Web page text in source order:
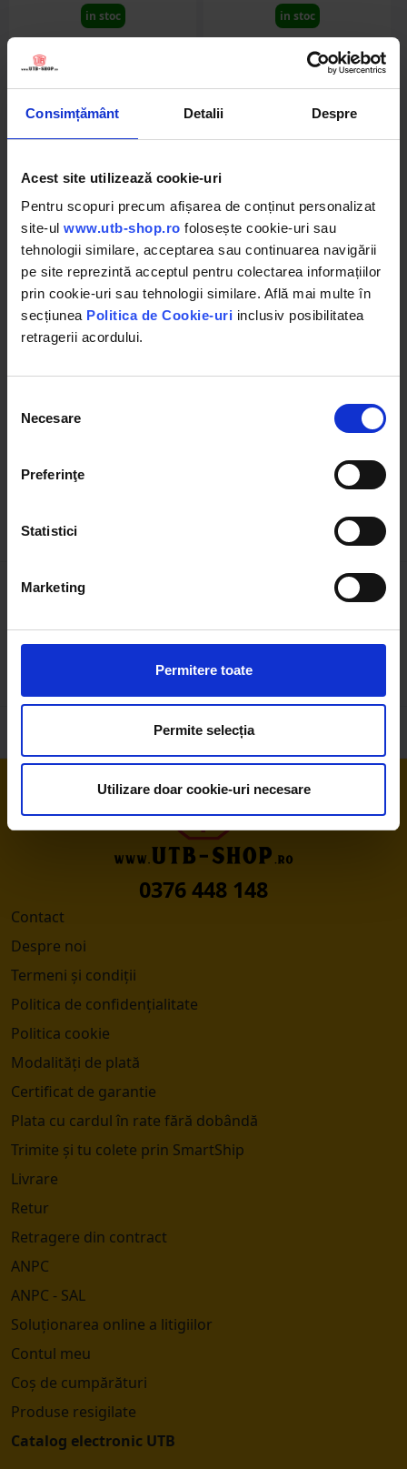
Consimțământ Detalii Despre
Acest site utilizează cookie-uri
Pentru scopuri precum afișarea de conținut personalizat
site-ul www.utb-shop.ro folosește cookie-uri sau
tehnologii similare, acceptarea sau continuarea navigării
pe site reprezintă acceptul pentru colectarea informațiilor
prin cookie-uri sau tehnologii similare. Află mai multe în
secțiunea Politica de Cookie-uri inclusiv posibilitatea
retragerii acordului.
consimțământului
Necesare
Preferinţe
Statistici
Marketing
Permitere toate
Permite selecția
Utilizare doar cookie-uri necesare
in stoc
Detalii
in stoc
1.20 RON
Pinion pompa injectie U-445 Inel excentric pompa
0376 448 148
Contact
Despre noi
Termeni și condiții
Politica de confidențialitate
Politica cookie
Modalități de plată
Certificat de garantie
Plata cu cardul în rate fără dobândă
Trimite și tu colete prin SmartShip
Livrare
Retur
Retragere din contract
ANPC
ANPC - SAL
Soluționarea online a litigiilor
Contul meu
Coș de cumpărături
Produse resigilate
Catalog electronic UTB